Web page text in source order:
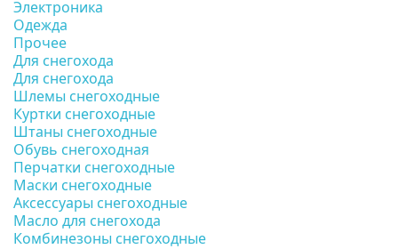
Электроника
Одежда
Прочее
Для снегохода
Для снегохода
Шлемы снегоходные
Куртки снегоходные
Штаны снегоходные
Обувь снегоходная
Перчатки снегоходные
Маски снегоходные
Аксессуары снегоходные
Масло для снегохода
Комбинезоны снегоходные